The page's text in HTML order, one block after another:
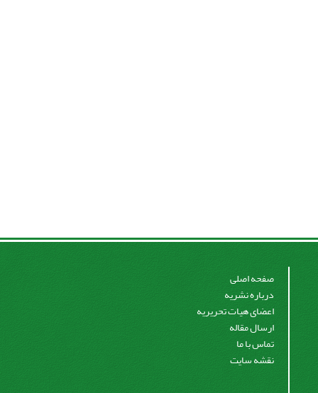
صفحه اصلی
درباره نشریه
اعضای هیات تحریریه
ارسال مقاله
تماس با ما
نقشه سایت